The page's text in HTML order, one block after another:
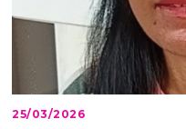
25/03/2026